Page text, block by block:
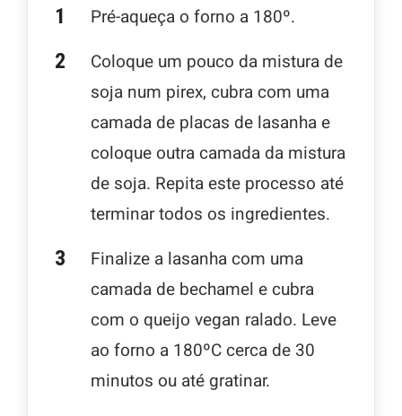
Pré-aqueça o forno a 180º.
Coloque um pouco da mistura de
soja num pirex, cubra com uma
camada de placas de lasanha e
coloque outra camada da mistura
de soja. Repita este processo até
terminar todos os ingredientes.
Finalize a lasanha com uma
camada de bechamel e cubra
com o queijo vegan ralado. Leve
ao forno a 180ºC cerca de 30
minutos ou até gratinar.